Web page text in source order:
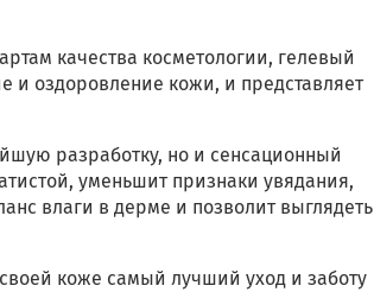
качества косметологии, гелевый
и оздоровление кожи, и представляет
разработку, но и сенсационный
уменьшит признаки увядания,
влаги в дерме и позволит выглядеть
коже самый лучший уход и заботу